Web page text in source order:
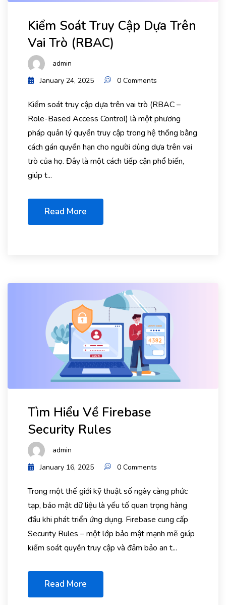
Kiểm Soát Truy Cập Dựa Trên
Vai Trò (RBAC)
admin
January 24, 2025
0 Comments
Kiểm soát truy cập dựa trên vai trò (RBAC –
Role-Based Access Control) là một phương
pháp quản lý quyền truy cập trong hệ thống bằng
cách gán quyền hạn cho người dùng dựa trên vai
trò của họ. Đây là một cách tiếp cận phổ biến,
giúp t...
Read More
Tìm Hiểu Về Firebase
Security Rules
admin
January 16, 2025
0 Comments
Trong một thế giới kỹ thuật số ngày càng phức
tạp, bảo mật dữ liệu là yếu tố quan trọng hàng
đầu khi phát triển ứng dụng. Firebase cung cấp
Security Rules – một lớp bảo mật mạnh mẽ giúp
kiểm soát quyền truy cập và đảm bảo an t...
Read More